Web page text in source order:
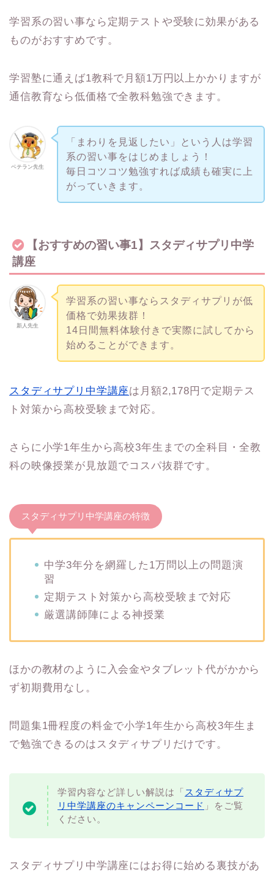
学習系の習い事なら定期テストや受験に効果がある
ものがおすすめです。
学習塾に通えば1教科で月額1万円以上かかりますが
通信教育なら低価格で全教科勉強できます。
ベテラン先生
「まわりを見返したい」という人は学習
系の習い事をはじめましょう！
毎日コツコツ勉強すれば成績も確実に上
がっていきます。
【おすすめの習い事1】スタディサプリ中学
講座
新人先生
学習系の習い事ならスタディサプリが低
価格で効果抜群！
14日間無料体験付きで実際に試してから
始めることができます。
スタディサプリ中学講座は月額2,178円で定期テス
ト対策から高校受験まで対応。
さらに小学1年生から高校3年生までの全科目・全教
科の映像授業が見放題でコスパ抜群です。
スタディサプリ中学講座の特徴
中学3年分を網羅した1万問以上の問題演
習
定期テスト対策から高校受験まで対応
厳選講師陣による神授業
ほかの教材のように入会金やタブレット代がかから
ず初期費用なし。
問題集1冊程度の料金で小学1年生から高校3年生ま
で勉強できるのはスタディサプリだけです。
学習内容など詳しい解説は「 スタディサプ
リ中学講座のキャンペーンコード 」をご覧
ください。
スタディサプリ中学講座にはお得に始める裏技があ